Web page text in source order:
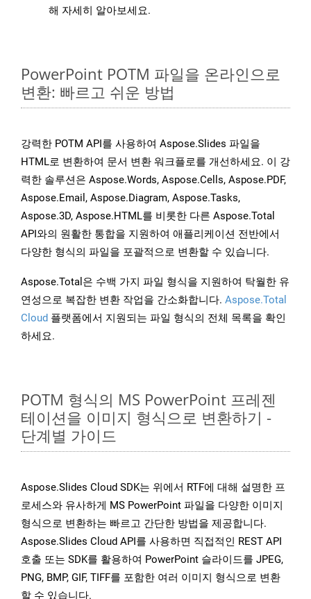
해 자세히 알아보세요.
PowerPoint POTM 파일을 온라인으로
변환: 빠르고 쉬운 방법
강력한 POTM API를 사용하여 Aspose.Slides 파일을
HTML로 변환하여 문서 변환 워크플로를 개선하세요. 이 강
력한 솔루션은 Aspose.Words, Aspose.Cells, Aspose.PDF,
Aspose.Email, Aspose.Diagram, Aspose.Tasks,
Aspose.3D, Aspose.HTML를 비롯한 다른 Aspose.Total
API와의 원활한 통합을 지원하여 애플리케이션 전반에서
다양한 형식의 파일을 포괄적으로 변환할 수 있습니다.
Aspose.Total은 수백 가지 파일 형식을 지원하여 탁월한 유
연성으로 복잡한 변환 작업을 간소화합니다. Aspose.Total
Cloud 플랫폼에서 지원되는 파일 형식의 전체 목록을 확인
하세요.
POTM 형식의 MS PowerPoint 프레젠
테이션을 이미지 형식으로 변환하기 -
단계별 가이드
Aspose.Slides Cloud SDK는 위에서 RTF에 대해 설명한 프
로세스와 유사하게 MS PowerPoint 파일을 다양한 이미지
형식으로 변환하는 빠르고 간단한 방법을 제공합니다.
Aspose.Slides Cloud API를 사용하면 직접적인 REST API
호출 또는 SDK를 활용하여 PowerPoint 슬라이드를 JPEG,
PNG, BMP, GIF, TIFF를 포함한 여러 이미지 형식으로 변환
할 수 있습니다.